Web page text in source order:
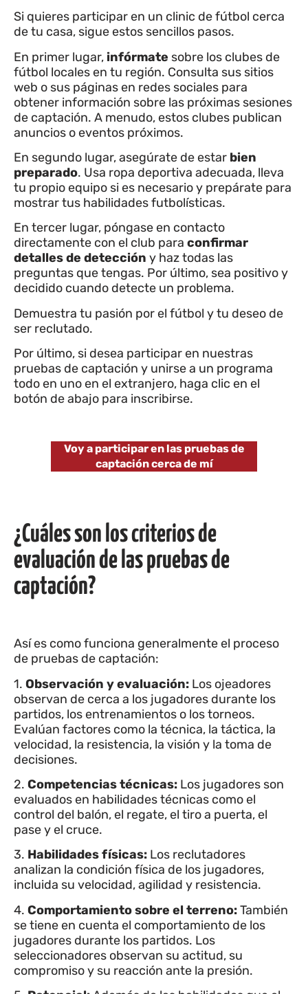
Si quieres participar en un clinic de fútbol cerca
de tu casa, sigue estos sencillos pasos.
En primer lugar, infórmate sobre los clubes de
fútbol locales en tu región. Consulta sus sitios
web o sus páginas en redes sociales para
obtener información sobre las próximas sesiones
de captación. A menudo, estos clubes publican
anuncios o eventos próximos.
En segundo lugar, asegúrate de estar bien
preparado. Usa ropa deportiva adecuada, lleva
tu propio equipo si es necesario y prepárate para
mostrar tus habilidades futbolísticas.
En tercer lugar, póngase en contacto
directamente con el club para confirmar
detalles de detección y haz todas las
preguntas que tengas. Por último, sea positivo y
decidido cuando detecte un problema.
Demuestra tu pasión por el fútbol y tu deseo de
ser reclutado.
Por último, si desea participar en nuestras
pruebas de captación y unirse a un programa
todo en uno en el extranjero, haga clic en el
botón de abajo para inscribirse.
Voy a participar en las pruebas de
captación cerca de mí
¿Cuáles son los criterios de
evaluación de las pruebas de
captación?
Así es como funciona generalmente el proceso
de pruebas de captación:
1. Observación y evaluación: Los ojeadores
observan de cerca a los jugadores durante los
partidos, los entrenamientos o los torneos.
Evalúan factores como la técnica, la táctica, la
velocidad, la resistencia, la visión y la toma de
decisiones.
2. Competencias técnicas: Los jugadores son
evaluados en habilidades técnicas como el
control del balón, el regate, el tiro a puerta, el
pase y el cruce.
3. Habilidades físicas: Los reclutadores
analizan la condición física de los jugadores,
incluida su velocidad, agilidad y resistencia.
4. Comportamiento sobre el terreno:También
se tiene en cuenta el comportamiento de los
jugadores durante los partidos. Los
seleccionadores observan su actitud, su
compromiso y su reacción ante la presión.